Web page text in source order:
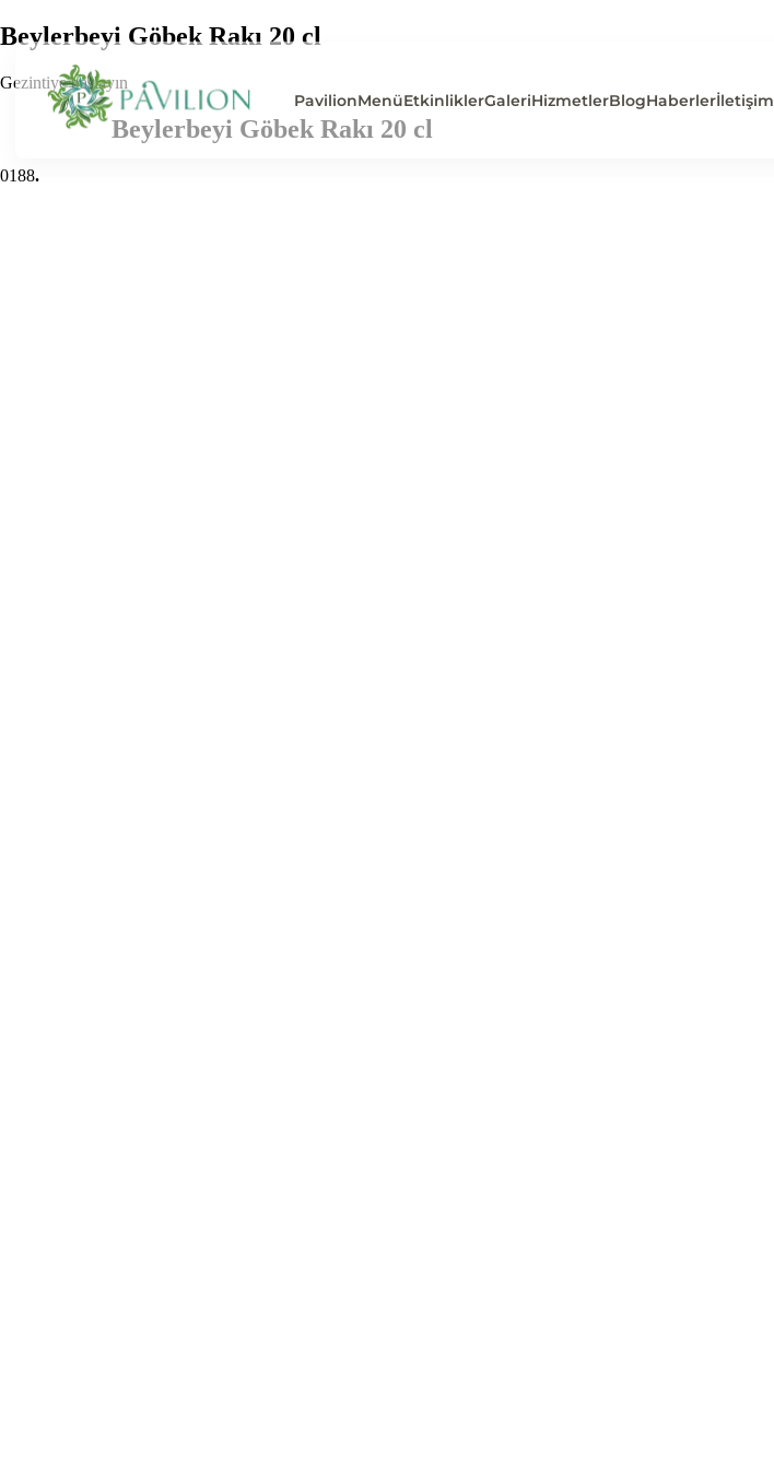
PavilionMenüEtkinliklerGaleriHizmetlerBlogHaberlerİletişim
Beylerbeyi Göbek Rakı 20 cl
Gezintiye başlayın
Beylerbeyi Göbek Rakı 20 cl
0188.